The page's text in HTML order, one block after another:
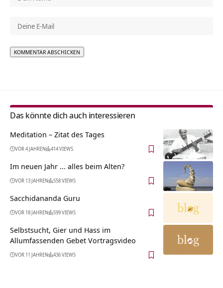
Das könnte dich auch interessieren
Meditation – Zitat des Tages
VOR 4 JAHREN 414 VIEWS
Im neuen Jahr … alles beim Alten?
VOR 13 JAHREN 558 VIEWS
Sacchidananda Guru
VOR 18 JAHREN 599 VIEWS
Selbstsucht, Gier und Hass im
Allumfassenden Gebet Vortragsvideo
VOR 11 JAHREN 436 VIEWS